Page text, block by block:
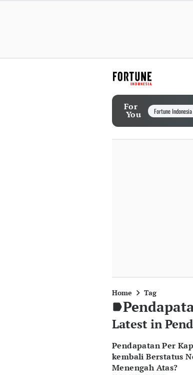
For
You Fortune
Home Tag
Latest in
Pendapatan Per
kembali Berstatus
Menengah Atas?